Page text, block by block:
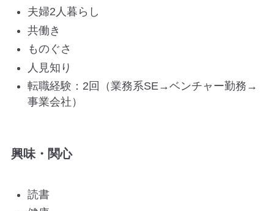
夫婦2人暮らし
共働き
ものぐさ
人見知り
転職経験：2回（業務系SE→ベンチャー勤務→
事業会社）
興味・関心
読書